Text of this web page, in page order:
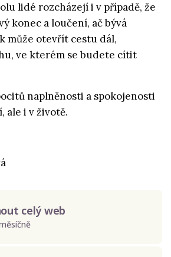
lidé rozcházejí i v případě, že
konec a loučení, ač bývá
může otevřít cestu dál,
ve kterém se budete cítit
naplněnosti a spokojenosti
ale i v životě.
celý web